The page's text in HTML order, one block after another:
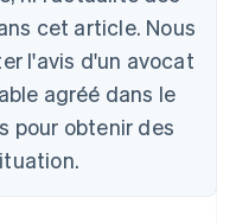
cet article. Nous
l'avis d'un avocat
agréé dans le
pour obtenir des